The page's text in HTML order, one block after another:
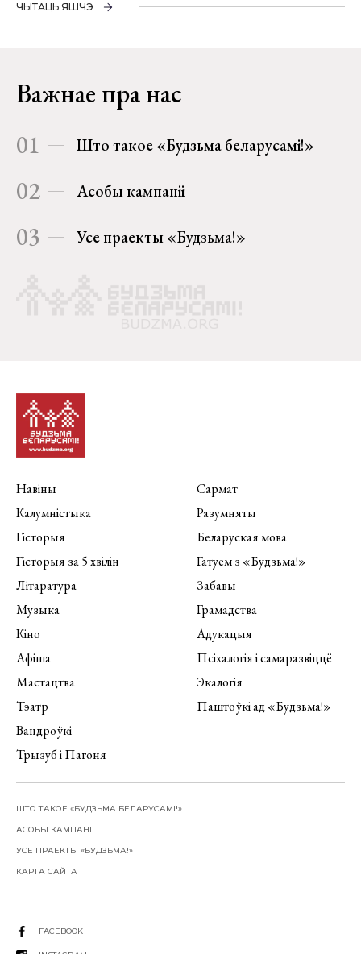
ЧЫТАЦЬ ЯШЧЭ
Важнае пра нас
01 Што такое «Будзьма беларусамі!»
02 Асобы кампаніі
03 Усе праекты «Будзьма!»
Навіны
Калумністыка
Гісторыя
Гісторыя за 5 хвілін
Літаратура
Музыка
Кіно
Афіша
Мастацтва
Тэатр
Вандроўкі
Трызуб і Пагоня
Сармат
Разумняты
Беларуская мова
Гатуем з «Будзьма!»
Забавы
Грамадства
Адукацыя
Псіхалогія і самаразвіццё
Экалогія
Паштоўкі ад «Будзьма!»
ШТО ТАКОЕ «БУДЗЬМА БЕЛАРУСАМІ!»
АСОБЫ КАМПАНІІ
УСЕ ПРАЕКТЫ «БУДЗЬМА!»
КАРТА САЙТА
FACEBOOK